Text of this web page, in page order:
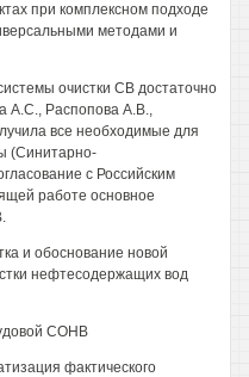
при комплексном подходе
методами и
очистки СВ достаточно
A.C., Распопова A.B.,
все необходимые для
(Синитарно-
с Российским
работе основное
и обоснование новой
нефтесодержащих вод
СОНВ
фактического